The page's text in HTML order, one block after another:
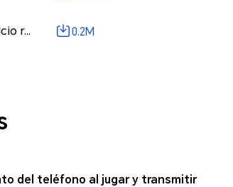
HONOR Magic6 Pro Guía de inicio rápido-(MagicOS8.0_01,BVL-N49,es-us).pdf[ 0.2M ] 0.2M
del teléfono al jugar y transmitir